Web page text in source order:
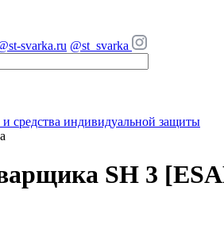
svarka.ru @st_svarka
средства индивидуальной защиты
SH 3